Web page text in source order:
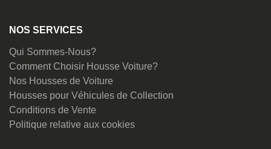
NOS SERVICES
Qui Sommes-Nous?
Comment Choisir Housse Voiture?
Nos Housses de Voiture
Housses pour Véhicules de Collection
Conditions de Vente
Politique relative aux cookies